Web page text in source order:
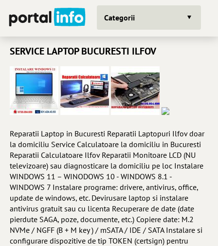
Categorii
SERVICE LAPTOP BUCURESTI ILFOV
Reparatii Laptop in Bucuresti Reparatii Laptopuri Ilfov doar
la domiciliu Service Calculatoare la domiciliu in Bucuresti
Reparatii Calculatoare Ilfov Reparatii Monitoare LCD (NU
televizoare) sau diagnosticare la domiciliu pe loc Instalare
WINDOWS 11 – WINODOWS 10 - WINDOWS 8.1 -
WINDOWS 7 Instalare programe: drivere, antivirus, office,
update de windows, etc. Devirusare laptop si instalare
antivirus gratuit sau cu licenta Recuperare de date (date
pierdute SAGA, poze, documente, etc.) Copiere date: M.2
NVMe / NGFF (B + M key ) / mSATA / IDE / SATA Instalare si
configurare dispozitive de tip TOKEN (certsign) pentru